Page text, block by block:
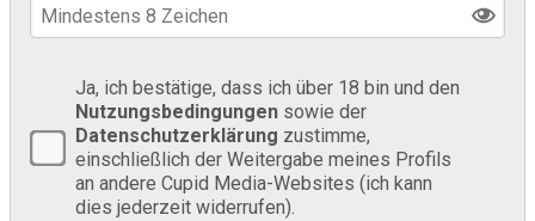
Ja, ich bestätige, dass ich über 18 bin und den
Nutzungsbedingungen sowie der
Datenschutzerklärung zustimme,
einschließlich der Weitergabe meines Profils
an andere Cupid Media-Websites (ich kann
dies jederzeit widerrufen).